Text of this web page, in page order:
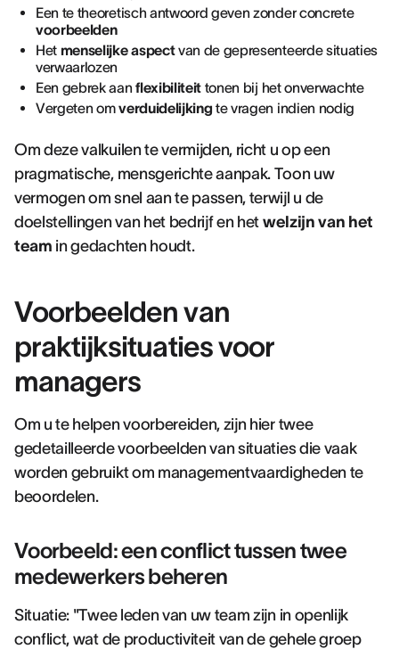
Een te theoretisch antwoord geven zonder concrete
voorbeelden
Het menselijke aspectvan de gepresenteerde situaties
verwaarlozen
Een gebrek aanflexibiliteit tonen bij het onverwachte
Vergeten omverduidelijking te vragen indien nodig
Om deze valkuilen te vermijden, richt u op een
pragmatische, mensgerichte aanpak. Toon uw
vermogen om snel aan te passen, terwijl u de
doelstellingen van het bedrijf en het welzijn van het
team in gedachten houdt.
Voorbeelden van
praktijksituaties voor
managers
Om u te helpen voorbereiden, zijn hier twee
gedetailleerde voorbeelden van situaties die vaak
worden gebruikt om managementvaardigheden te
beoordelen.
Voorbeeld: een conflict tussen twee
medewerkers beheren
Situatie: "Twee leden van uw team zijn in openlijk
conflict, wat de productiviteit van de gehele groep